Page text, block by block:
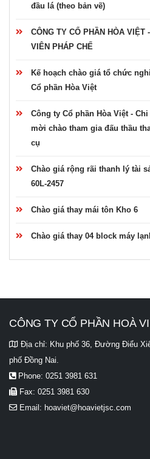
đầu lá (theo bản vẽ)
CÔNG TY CỔ PHẦN HÒA VIỆT
VIÊN PHÁP CHẾ
Kế hoạch chào giá tổ chức
Cổ phần Hòa Việt
Công ty Cổ phần Hòa Việt -
mời chào tham gia đấu thầu
cụ
Chào giá rộng rãi thanh lý tài
60L-2457
Chào giá thay mái tôn Kho 6
Chào giá thay 04 block máy
CÔNG TY CỔ PHẦN HOÀ
Địa chỉ: Khu phố 36, Đường Điểu
phố Đồng Nai.
Phone: 0251 3981 631
Fax: 0251 3981 630
Email: hoaviet@hoavietjsc.com